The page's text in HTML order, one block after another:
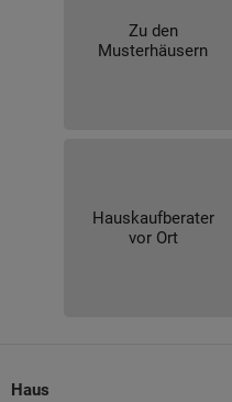
Zu den
Musterhäusern
Hauskaufberater
vor Ort
Haus